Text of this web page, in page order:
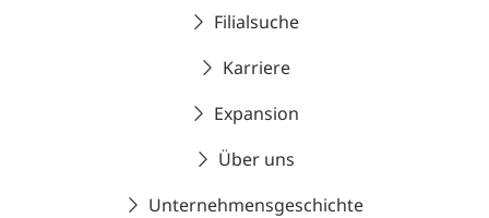
Filialsuche
Karriere
Expansion
Über uns
Unternehmensgeschichte